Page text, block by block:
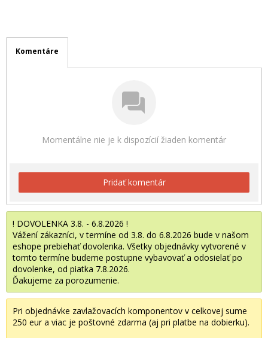
! DOVOLENKA 3.8. - 6.8.2026 !
Vážení zákazníci, v termíne od 3.8. do 6.8.2026 bude v našom
eshope prebiehať dovolenka. Všetky objednávky vytvorené v
tomto termíne budeme postupne vybavovať a odosielať po
dovolenke, od piatka 7.8.2026.
Ďakujeme za porozumenie.
Pri objednávke zavlažovacích komponentov v celkovej sume
250 eur a viac je poštovné zdarma (aj pri platbe na dobierku).
Komentáre
Momentálne nie je k dispozícií žiaden komentár
Pridať komentár